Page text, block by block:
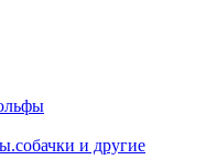
и другие